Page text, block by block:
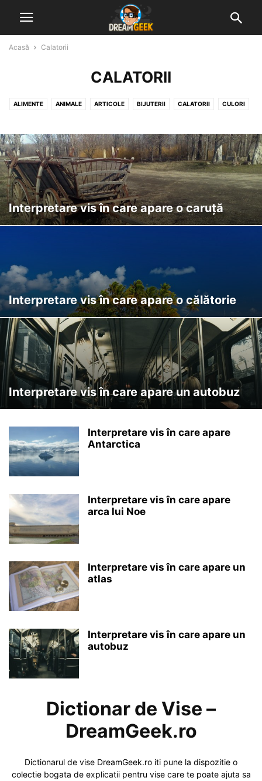
Acasă Calatorii
CALATORII
ALIMENTE ANIMALE ARTICOLE BIJUTERII CALATORII CULORI
MUNCA & ACTIVITATI NATURA NUMERE, LITERE & SEMNE
OAMENI & STARI UMANE OBIECTE & CONSTRUCTII
Interpretare vis în care apare o caruță
Interpretare vis în care apare o călătorie
Interpretare vis în care apare un autobuz
Interpretare vis în care apare
Antarctica
Interpretare vis în care apare
arca lui Noe
Interpretare vis în care apare un
atlas
Interpretare vis în care apare un
autobuz
Dictionar de Vise –
DreamGeek.ro
Dictionarul de vise DreamGeek.ro iti pune la dispozitie o
colectie bogata de explicatii pentru vise care te poate ajuta sa